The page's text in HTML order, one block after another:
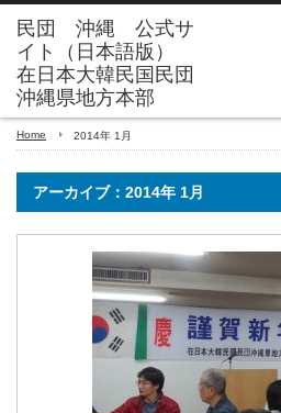
Home 2014年 1月
アーカイブ：2014年 1月